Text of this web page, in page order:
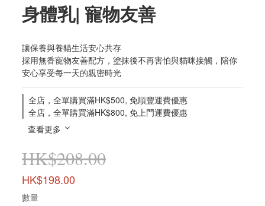
身體乳| 寵物友善
讓保養與養貓生活安心共存
採用無香寵物友善配方，塗抹後不再害怕與貓咪接觸，陪你
安心享受每一天的親密時光
全店，全單購買滿HK$500, 免順豐運費優惠
全店，全單購買滿HK$800, 免上門運費優惠
查看更多
HK$208.00
HK$198.00
數量